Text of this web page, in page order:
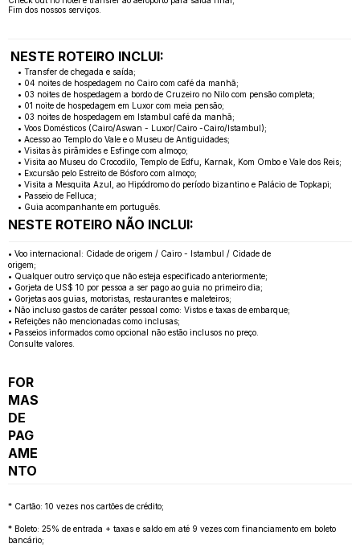
NESTE ROTEIRO INCLUI:
• Transfer de chegada e saída;
• 04 noites de hospedagem no Cairo com café da manhã;
• 03 noites de hospedagem a bordo de Cruzeiro no Nilo com pensão completa;
• 01 noite de hospedagem em Luxor com meia pensão;
• 03 noites de hospedagem em Istambul café da manhã;
• Voos Domésticos (Cairo/Aswan - Luxor/Cairo -Cairo/Istambul);
• Acesso ao Templo do Vale e o Museu de Antiguidades;
• Visitas às pirâmides e Esfinge com almoço;
• Visita ao Museu do Crocodilo, Templo de Edfu, Karnak, Kom Ombo e Vale dos Reis;
• Excursão pelo Estreito de Bósforo com almoço;
• Visita a Mesquita Azul, ao Hipódromo do período bizantino e Palácio de Topkapi;
• Passeio de Felluca;
• Guia acompanhante em português.
NESTE ROTEIRO NÃO INCLUI:
• Voo internacional: Cidade de origem / Cairo - Istambul / Cidade de
origem;
• Qualquer outro serviço que não esteja especificado anteriormente;
• Gorjeta de US$ 10 por pessoa a ser pago ao guia no primeiro dia;
• Gorjetas aos guias, motoristas, restaurantes e maleteiros;
• Não incluso gastos de caráter pessoal como: Vistos e taxas de embarque;
• Refeições não mencionadas como inclusas;
• Passeios informados como opcional não estão inclusos no preço.
Consulte valores.
Fim dos nossos serviços.
FOR
MAS
DE
PAG
AME
NTO
* Cartão: 10 vezes nos cartões de crédito;
* Boleto: 25% de entrada + taxas e saldo em até 9 vezes com financiamento em boleto
bancário;